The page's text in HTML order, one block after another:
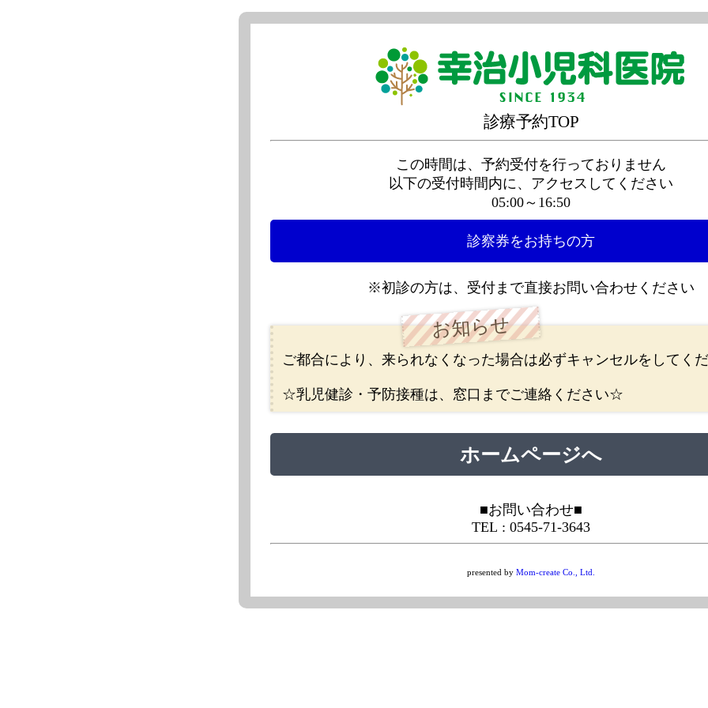
診療予約TOP
この時間は、予約受付を行っておりません
以下の受付時間内に、アクセスしてください
05:00～16:50
診察券をお持ちの方
※初診の方は、受付まで直接お問い合わせください
お知らせ
ご都合により、来られなくなった場合は必ずキャンセルをしてく
☆乳児健診・予防接種は、窓口までご連絡ください☆
ホームページへ
■お問い合わせ■
TEL : 0545-71-3643
presented by Mom-create Co., Ltd.